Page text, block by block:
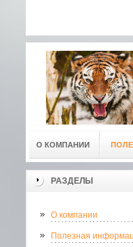
О КОМПАНИИ
РАЗДЕЛЫ
О компании
Полезная